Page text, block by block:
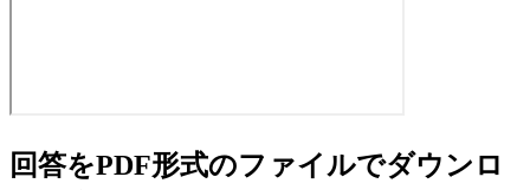
回答をPDF形式のファイルでダウンロ